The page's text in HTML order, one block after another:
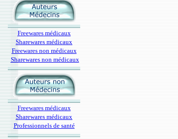
Freewares médicaux
Sharewares médicaux
Freewares non médicaux
Sharewares non médicaux
Freewares médicaux
Sharewares médicaux
Professionnels de santé